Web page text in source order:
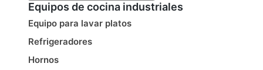
Equipos de cocina industriales
Equipo para lavar platos
Refrigeradores
Hornos